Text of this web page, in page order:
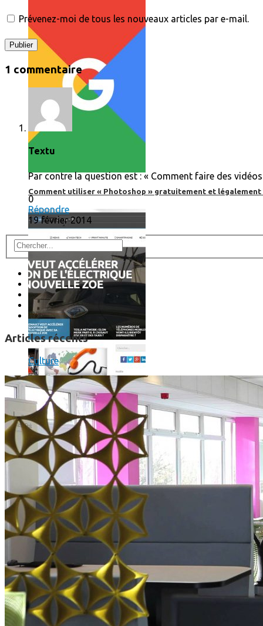
Comment utiliser « Photoshop » gratuitement et légalement
Où en sont les forfaits mobiles pour les pros ?
SmartPhone
Prévenez-moi de tous les nouveaux articles par e-mail.
1 commentaire
Textu
Par contre la question est : « Comment faire des
0
Répondre
19 février 2014
Articles récents
Culture